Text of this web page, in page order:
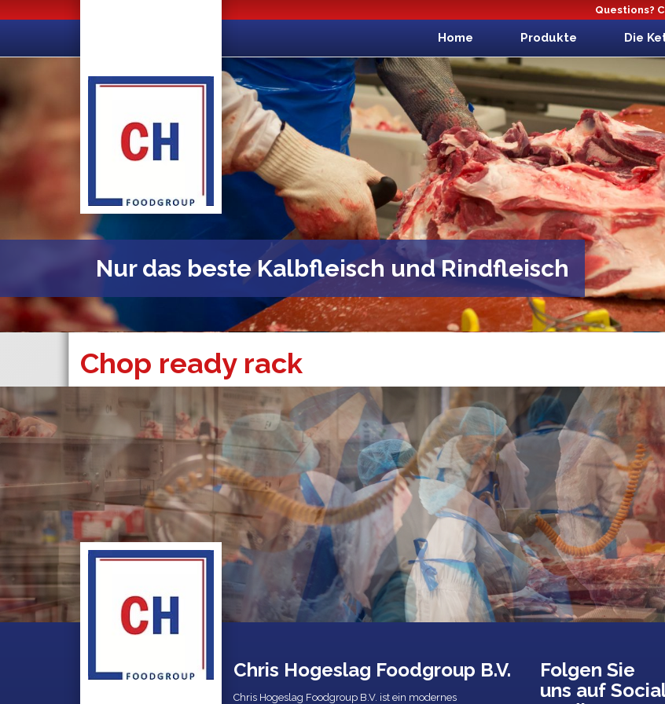
Questions?
Home Produkte Die
Nur das beste Kalbfleisch und Rindfleisch
Chop ready rack
Chris Hogeslag Foodgroup B.V.
Chris Hogeslag Foodgroup B.V. ist ein modernes
Folgen Sie
uns auf Social